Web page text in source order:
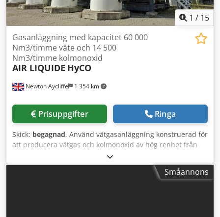
1 / 15
Newton Aycliffe 1 354 km
Gasanläggning med kapacitet 60 000
Nm3/timme väte och 14 500
Nm3/timme kolmonoxid
AIR LIQUIDE HyCO
Prisuppgifter Ringa
Skick: begagnad, Använd vätgasanläggning konstruerad för
att producera vätgas och kolmonoxid av hög renhet från
naturgas. Tillverkad av Air Liquide och togs i drift första
gången 2015, stängdes ner i augusti 2024.
Produktionskapacitet: - Vätgas: 60 000 Nm3/timme med en
Småannons